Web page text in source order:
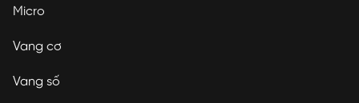
Micro
Vang cơ
Vang số